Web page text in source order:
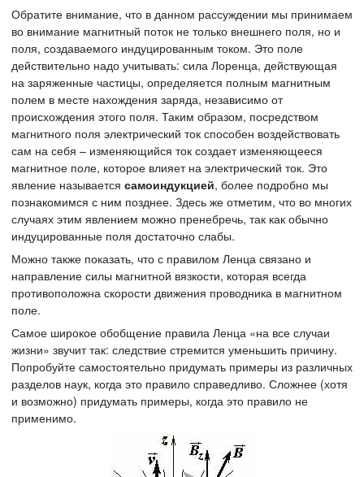
Обратите внимание, что в данном рассуждении мы принимаем
во внимание магнитный поток не только внешнего поля, но и
поля, создаваемого индуцированным током. Это поле
действительно надо учитывать: сила Лоренца, действующая
на заряженные частицы, определяется полным магнитным
полем в месте нахождения заряда, независимо от
происхождения этого поля. Таким образом, посредством
магнитного поля электрический ток способен воздействовать
сам на себя – изменяющийся ток создает изменяющееся
магнитное поле, которое влияет на электрический ток. Это
явление называется самоиндукцией, более подробно мы
познакомимся с ним позднее. Здесь же отметим, что во многих
случаях этим явлением можно пренебречь, так как обычно
индуцированные поля достаточно слабы.
Можно также показать, что с правилом Ленца связано и
направление силы магнитной вязкости, которая всегда
противоположна скорости движения проводника в магнитном
поле.
Самое широкое обобщение правила Ленца «на все случаи
жизни» звучит так: следствие стремится уменьшить причину.
Попробуйте самостоятельно придумать примеры из различных
разделов наук, когда это правило справедливо. Сложнее (хотя
и возможно) придумать примеры, когда это правило не
применимо.